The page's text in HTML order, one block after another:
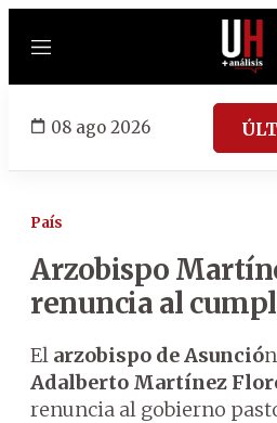
Menú
08 ago 2026
País
Arzobispo
renuncia al
El arzobispo de Asunció
Adalberto Martínez
renuncia al gobierno